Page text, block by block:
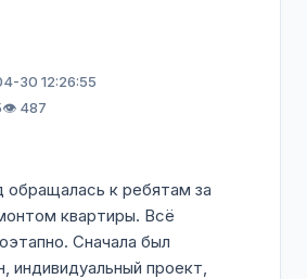
30 12:26:55
👁️ 487
обращалась к ребятам за
квартиры. Всё
Сначала был
индивидуальный проект,